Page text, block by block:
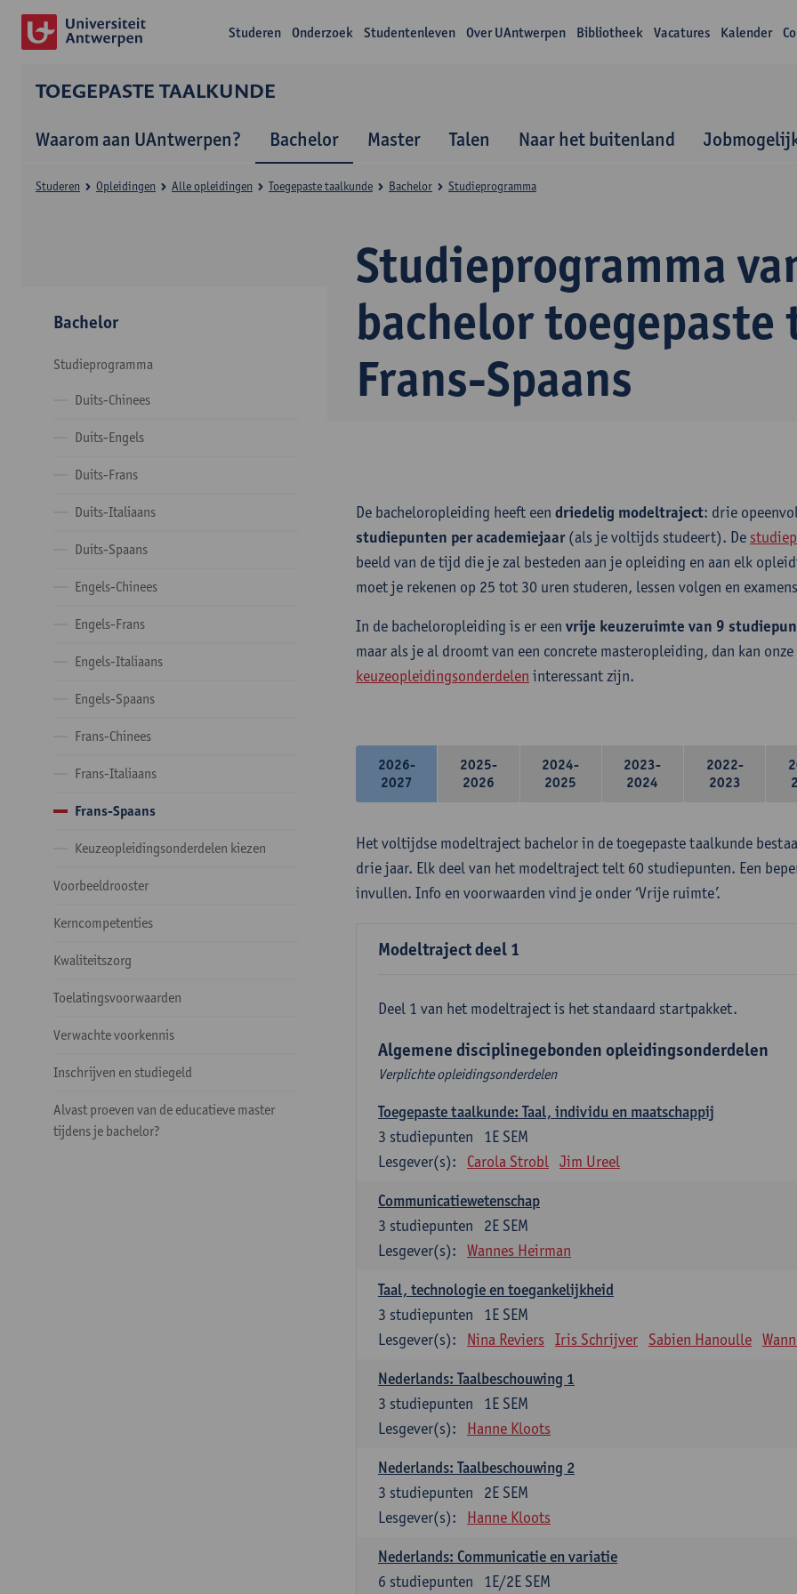
Studeren Onderzoek Studentenleven Over UAntwerpen Bibliotheek Vacatures Kalender
TOEGEPASTE TAALKUNDE
Waarom aan UAntwerpen? Bachelor Master Talen Naar het buitenland
Studieprogramma
bachelor
Frans-Spaans
Studeren Opleidingen Alle opleidingen Toegepaste taalkunde Bachelor Studieprogramma
Bachelor
Studieprogramma
Duits-Chinees
Duits-Engels
Duits-Frans
Duits-Italiaans
Duits-Spaans
Engels-Chinees
Engels-Frans
Engels-Italiaans
Engels-Spaans
Frans-Chinees
Frans-Italiaans
Frans-Spaans
Keuzeopleidingsonderdelen kiezen
Voorbeeldrooster
Kerncompetenties
Kwaliteitszorg
Toelatingsvoorwaarden
Verwachte voorkennis
Inschrijven en studiegeld
Alvast proeven van de educatieve master
tijdens je bachelor?
De bacheloropleiding heeft een driedelig modeltraject: drie
studiepunten per academiejaar(als je voltijds studeert). De
beeld van de tijd die je zal besteden aan je opleiding en aan elk
moet je rekenen op 25 tot 30 uren studeren, lessen volgen en
In de bacheloropleiding is er een vrije keuzeruimte van 9
maar als je al droomt van een concrete masteropleiding, dan kan onze
keuzeopleidingsonderdelen interessant zijn.
2026-
2027
2025-
2026
2024-
2025
2023-
2024
2022-
2023
Het voltijdse modeltraject bachelor in de toegepaste taalkunde
drie jaar. Elk deel van het modeltraject telt 60 studiepunten. Een
invullen. Info en voorwaarden vind je onder ‘Vrije ruimte’.
Modeltraject deel 1
Deel 1 van het modeltraject is het standaard startpakket.
Algemene disciplinegebonden opleidingsonderdelen
Verplichte opleidingsonderdelen
Toegepaste taalkunde: Taal, individu en maatschappij
1E SEM
3 studiepunten
Lesgever(s):
Carola Strobl Jim Ureel
Communicatiewetenschap
2E SEM
3 studiepunten
Lesgever(s):
Wannes Heirman
Taal, technologie en toegankelijkheid
1E SEM
3 studiepunten
Lesgever(s):
Nina Reviers Iris Schrijver Sabien Hanoulle
Nederlands: Taalbeschouwing 1
1E SEM
3 studiepunten
Lesgever(s):
Hanne Kloots
Nederlands: Taalbeschouwing 2
2E SEM
3 studiepunten
Lesgever(s):
Hanne Kloots
Nederlands: Communicatie en variatie
1E/2E SEM
6 studiepunten